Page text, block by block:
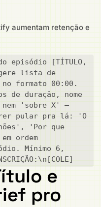
aumentam retenção e
episódio [TÍTULO,
gere lista de
formato 00:00.
de duração, nome
'sobre X' —
pular pra lá: 'O
'Por que
ordem
Mínimo 6,
e
pro